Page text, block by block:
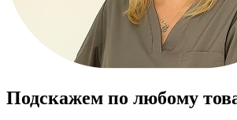
Подскажем по любому